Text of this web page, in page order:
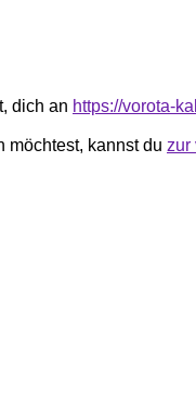
dich an https://vorota-
möchtest, kannst du zur